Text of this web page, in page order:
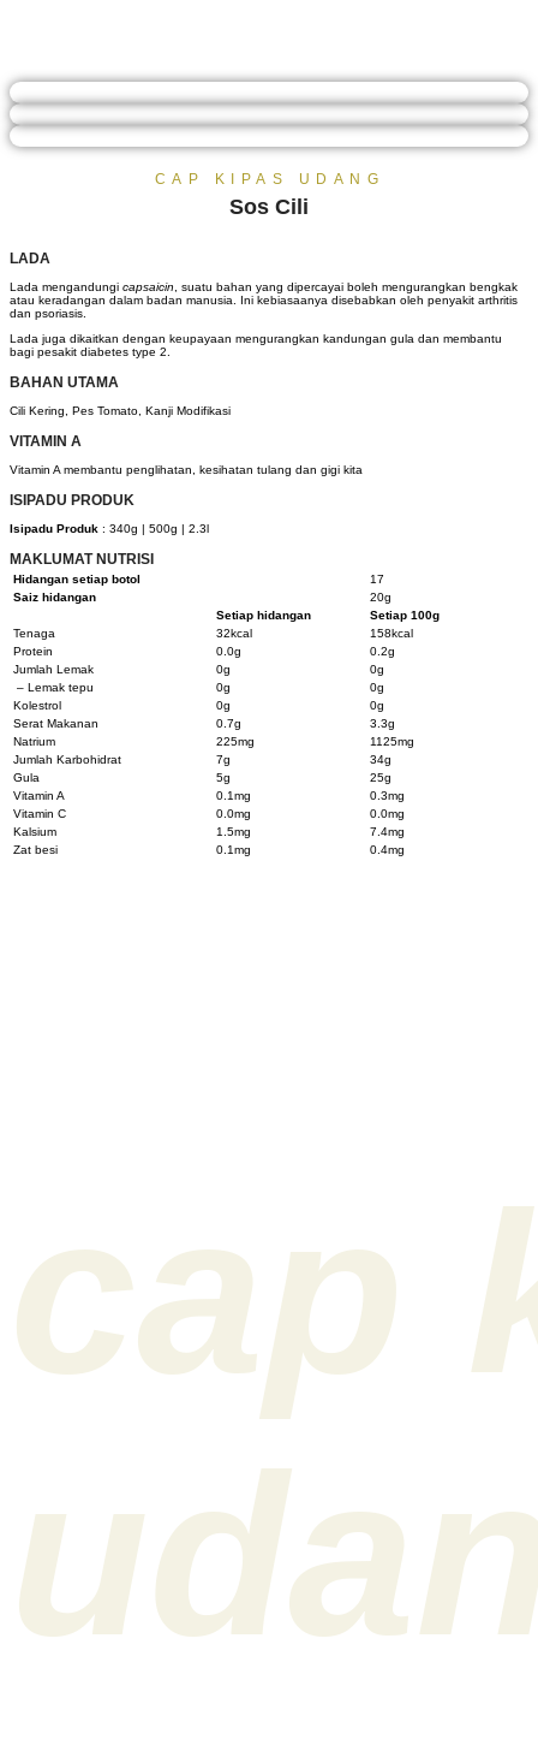
CAP KIPAS UDANG
Sos Cili
LADA
Lada mengandungi capsaicin , suatu bahan yang dipercayai boleh mengurangkan bengkak
atau keradangan dalam badan manusia. Ini kebiasaanya disebabkan oleh penyakit arthritis
dan psoriasis.
Lada juga dikaitkan dengan keupayaan mengurangkan kandungan gula dan membantu
bagi pesakit diabetes type 2.
BAHAN UTAMA
Cili Kering, Pes Tomato, Kanji Modifikasi
VITAMIN A
Vitamin A membantu penglihatan, kesihatan tulang dan gigi kita
ISIPADU PRODUK
Isipadu Produk : 340g | 500g | 2.3l
MAKLUMAT NUTRISI
Hidangan setiap botol
17
Saiz hidangan
20g
Setiap hidangan
Setiap 100g
Tenaga
32kcal
158kcal
Protein
0.0g
0.2g
Jumlah Lemak
0g
0g
– Lemak tepu
0g
0g
Kolestrol
0g
0g
Serat Makanan
0.7g
3.3g
Natrium
225mg
1125mg
Jumlah Karbohidrat
7g
34g
Gula
5g
25g
Vitamin A
0.1mg
0.3mg
Vitamin C
0.0mg
0.0mg
Kalsium
1.5mg
7.4mg
Zat besi
0.1mg 0.4mg
cap